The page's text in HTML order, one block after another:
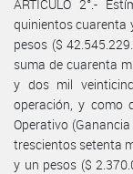
ARTÍCULO 2°.-
quinientos cuarenta
pesos ($
suma de cuarenta
y dos mil
operación, y como
Operativo
trescientos setenta
y un pesos ($